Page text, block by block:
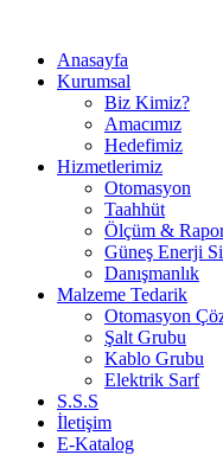
Anasayfa
Kurumsal
Biz Kimiz?
Amacımız
Hedefimiz
Hizmetlerimiz
Otomasyon
Taahhüt
Ölçüm &
Güneş Enerji
Danışmanlık
Malzeme Tedarik
Otomasyon
Şalt Grubu
Kablo Grubu
Elektrik Sarf
S.S.S
İletişim
E-Katalog